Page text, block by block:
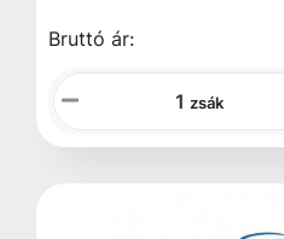
Bruttó ár:
zsák